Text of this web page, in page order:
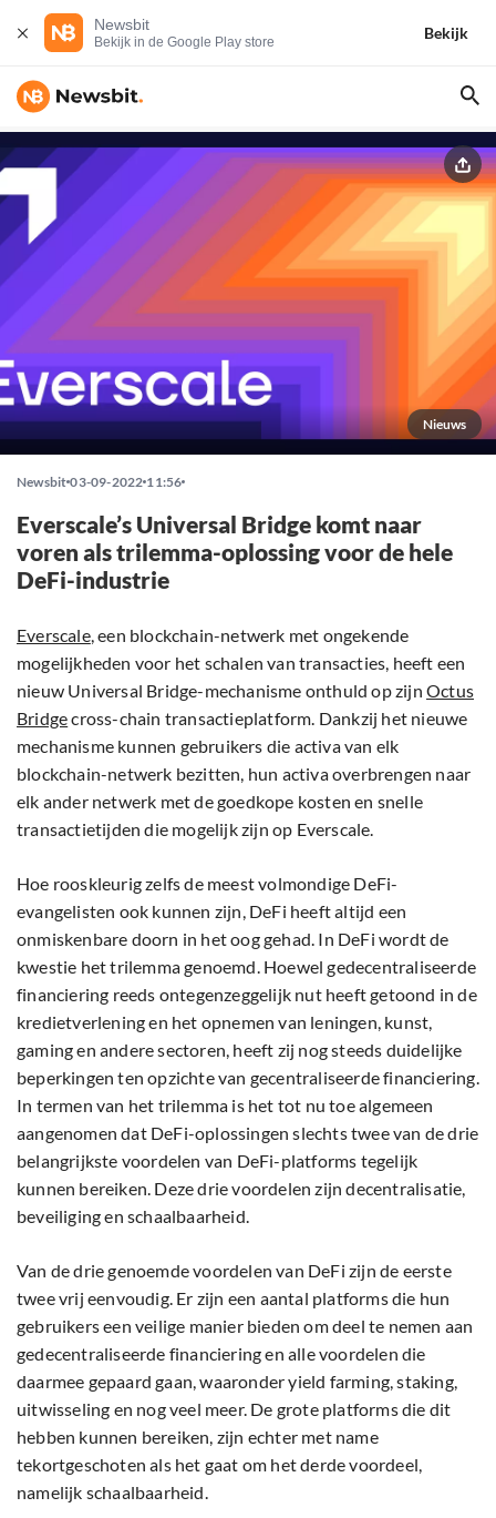
Newsbit
Bekijk in de Google Play store
Bekijk
Nieuws
Newsbit 03-09-2022 11:56
Everscale’s Universal Bridge komt naar
voren als trilemma-oplossing voor de hele
DeFi-industrie
Everscale, een blockchain-netwerk met ongekende
mogelijkheden voor het schalen van transacties, heeft een
nieuw Universal Bridge-mechanisme onthuld op zijnOctus
Bridgecross-chain transactieplatform. Dankzij het nieuwe
mechanisme kunnen gebruikers die activa van elk
blockchain-netwerk bezitten, hun activa overbrengen naar
elk ander netwerk met de goedkope kosten en snelle
transactietijden die mogelijk zijn op Everscale.
Hoe rooskleurig zelfs de meest volmondige DeFi-
evangelisten ook kunnen zijn, DeFi heeft altijd een
onmiskenbare doorn in het oog gehad. In DeFi wordt de
kwestie het trilemma genoemd. Hoewel gedecentraliseerde
financiering reeds ontegenzeggelijk nut heeft getoond in de
kredietverlening en het opnemen van leningen, kunst,
gaming en andere sectoren, heeft zij nog steeds duidelijke
beperkingen ten opzichte van gecentraliseerde financiering.
In termen van het trilemma is het tot nu toe algemeen
aangenomen dat DeFi-oplossingen slechts twee van de drie
belangrijkste voordelen van DeFi-platforms tegelijk
kunnen bereiken. Deze drie voordelen zijn decentralisatie,
beveiliging en schaalbaarheid.
Van de drie genoemde voordelen van DeFi zijn de eerste
twee vrij eenvoudig. Er zijn een aantal platforms die hun
gebruikers een veilige manier bieden om deel te nemen aan
gedecentraliseerde financiering en alle voordelen die
daarmee gepaard gaan, waaronder yield farming, staking,
uitwisseling en nog veel meer. De grote platforms die dit
hebben kunnen bereiken, zijn echter met name
tekortgeschoten als het gaat om het derde voordeel,
namelijk schaalbaarheid.